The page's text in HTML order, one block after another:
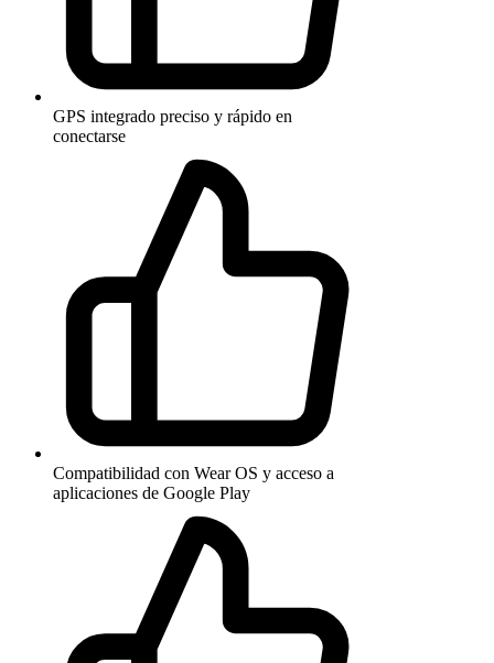
GPS integrado preciso y rápido en
conectarse
Compatibilidad con Wear OS y acceso a
aplicaciones de Google Play